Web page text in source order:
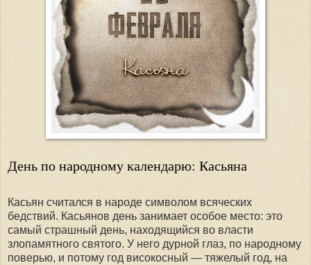
День по народному календарю: Касьяна
Касьян считался в народе символом всяческих
бедствий. Касьянов день занимает особое место: это
самый страшный день, находящийся во власти
злопамятного святого. У него дурной глаз, по народному
поверью, и потому год високосный — тяжелый год, на